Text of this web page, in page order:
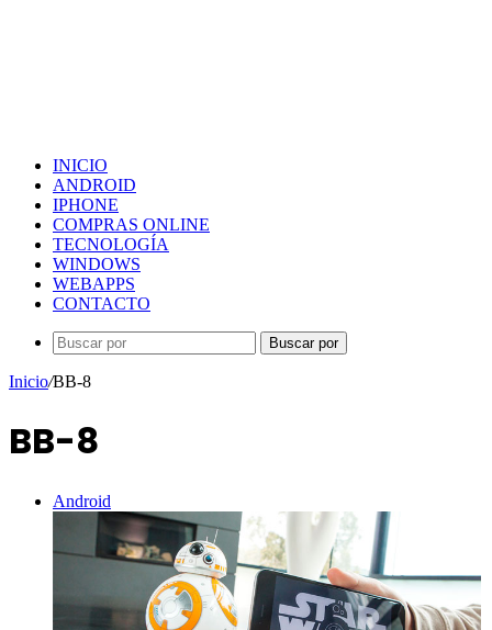
INICIO
ANDROID
IPHONE
COMPRAS ONLINE
TECNOLOGÍA
WINDOWS
WEBAPPS
CONTACTO
Buscar por
Inicio/BB-8
BB-8
Android